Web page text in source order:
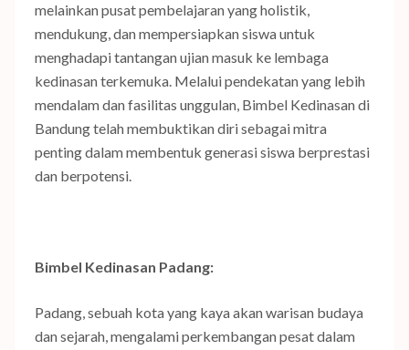
melainkan pusat pembelajaran yang holistik,
mendukung, dan mempersiapkan siswa untuk
menghadapi tantangan ujian masuk ke lembaga
kedinasan terkemuka. Melalui pendekatan yang lebih
mendalam dan fasilitas unggulan, Bimbel Kedinasan di
Bandung telah membuktikan diri sebagai mitra
penting dalam membentuk generasi siswa berprestasi
dan berpotensi.
Bimbel Kedinasan Padang:
Padang, sebuah kota yang kaya akan warisan budaya
dan sejarah, mengalami perkembangan pesat dalam